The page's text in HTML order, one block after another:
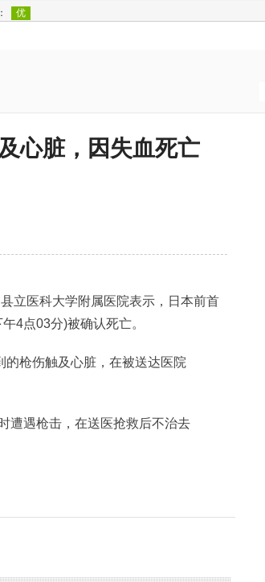
心脏，因失血死亡
医科大学附属医院表示，日本前首
4点03分)被确认死亡。
枪伤触及心脏，在被送达医院
遇枪击，在送医抢救后不治去